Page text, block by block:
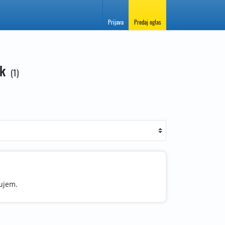
Prijava Predaj oglas
1